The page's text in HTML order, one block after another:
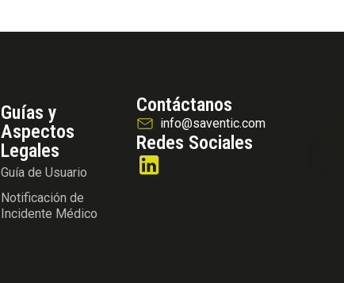
Guías y
Aspectos
Legales
Guía de Usuario
Notificación de
Incidente Médico
Contáctanos
info@saventic.com
Redes Sociales